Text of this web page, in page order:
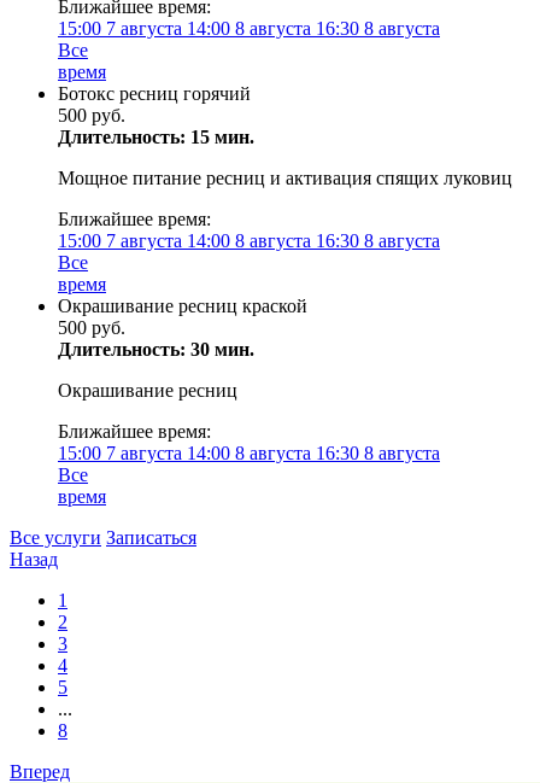
Ближайшее время:
15:00 7 августа 14:00 8 августа 16:30 8 августа
Все
время
Ботокс ресниц горячий
500 руб.
Длительность: 15 мин.
Мощное питание ресниц и активация спящих луковиц
Ближайшее время:
15:00 7 августа 14:00 8 августа 16:30 8 августа
Все
время
Окрашивание ресниц краской
500 руб.
Длительность: 30 мин.
Окрашивание ресниц
Ближайшее время:
15:00 7 августа 14:00 8 августа 16:30 8 августа
Все
время
Все услуги Записаться
Назад
1
2
3
4
5
...
8
Вперед